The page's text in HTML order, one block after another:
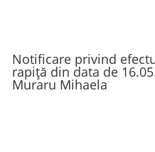
Notificare privind
rapiță din data de
Muraru Mihaela